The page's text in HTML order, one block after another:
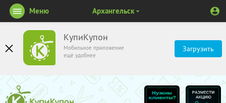
КупиКупон
Мобильное приложение
ещё удобнее
Загрузить
Меню Архангельск